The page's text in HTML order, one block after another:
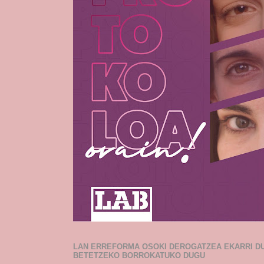
LAN ERREFORMA OSOKI DEROGATZEA EKARRI
BETETZEKO BORROKATUKO DUGU